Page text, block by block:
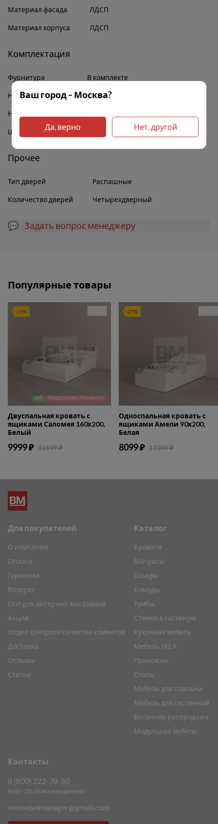
Материал фасада ЛДСП
Материал корпуса ЛДСП
Комплектация
Фурнитура В комплекте
Наличие полок Да
Наличие зеркал
Штанга для белья
Прочее
Тип дверей Распашные
Количество дверей Четырехдверный
💬 Задать вопрос менеджеру
Популярные товары
14%
ХИТ ПРЕДЛОЖЕНИЕ ОГРАНИЧЕНО
Двуспальная кровать с
ящиками Саломея 160х200,
Белый
9999 ₽ 11699 ₽
27%
Односпальная кровать с
ящиками Амели 90х200,
Белая
8099 ₽ 11099 ₽
Ваш город – Москва?
Да, верно Нет, другой
Контакты
8 (800) 222-78-50
8:00 – 22:00 мск ежедневно
vmmebelmanager@gmail.com
Каталог
Кровати
Матрасы
Шкафы
Комоды
Тумбы
Стенки в гостиную
Кухонная мебель
Мебель IKEA
Прихожие
Столы
Мебель для спальни
Мебель для гостинной
Весенняя распродажа
Модульная мебель
Для покупателей
О компании
Оплата
Гарантии
Возврат
Опт для интернет-магазинов
Акции
Отдел контроля качества клиентов
Доставка
Отзывы
Статьи